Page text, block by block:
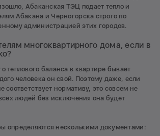
Абаканская ТЭЦ подает тепло и
Абакана и Черногорска строго по
администрацией этих городов.
многоквартирного дома, если в
теплового баланса в квартире бывает
человека он свой. Поэтому даже, если
соответствует нормативу, это совсем не
людей без исключения она будет
определяются несколькими документами: